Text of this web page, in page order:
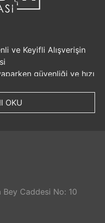
ve Keyifli Alışverişin
güvenliği ve hızı
sunduğu bir dizi
ve güvenli ödeme
yapabilirsiniz. Sizin
olduğunu bilerek,
hale getirebilirsiniz.
ürünler, aynı
şekilde ulaştırılır. Bu
OKU
Bey Caddesi No: 10